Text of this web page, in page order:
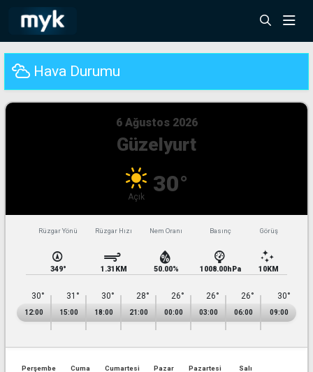
Hava Durumu
6 Ağustos 2026
Güzelyurt
Açık
30°
12:00
30°
15:00
31°
18:00
30°
21:00
28°
00:00
26°
03:00
26°
06:00
26°
09:00
30°